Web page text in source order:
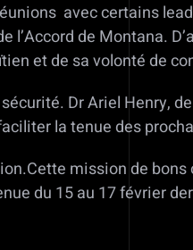
avec certains
de Montana.
et de sa volonté de
Dr Ariel Henry,
la tenue des
mission de
du 15 au 17 février